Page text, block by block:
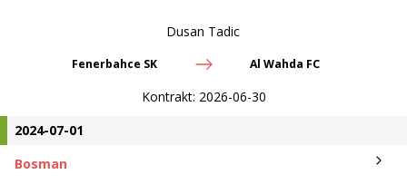
Dusan Tadic
Fenerbahce SK Al Wahda FC
Kontrakt: 2026-06-30
2024-07-01
Bosman